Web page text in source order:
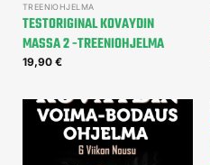
TREENIOHJELMA
TESTORIGINAL KOVAYDIN
MASSA 2 -TREENIOHJELMA
19,90 €